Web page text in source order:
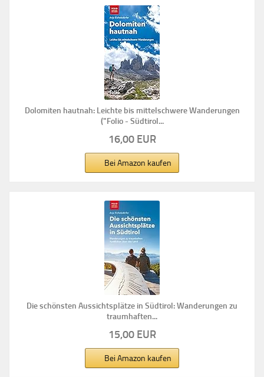
Dolomiten hautnah: Leichte bis mittelschwere Wanderungen
("Folio - Südtirol...
16,00 EUR
Bei Amazon kaufen
Die schönsten Aussichtsplätze in Südtirol: Wanderungen zu
traumhaften...
15,00 EUR
Bei Amazon kaufen